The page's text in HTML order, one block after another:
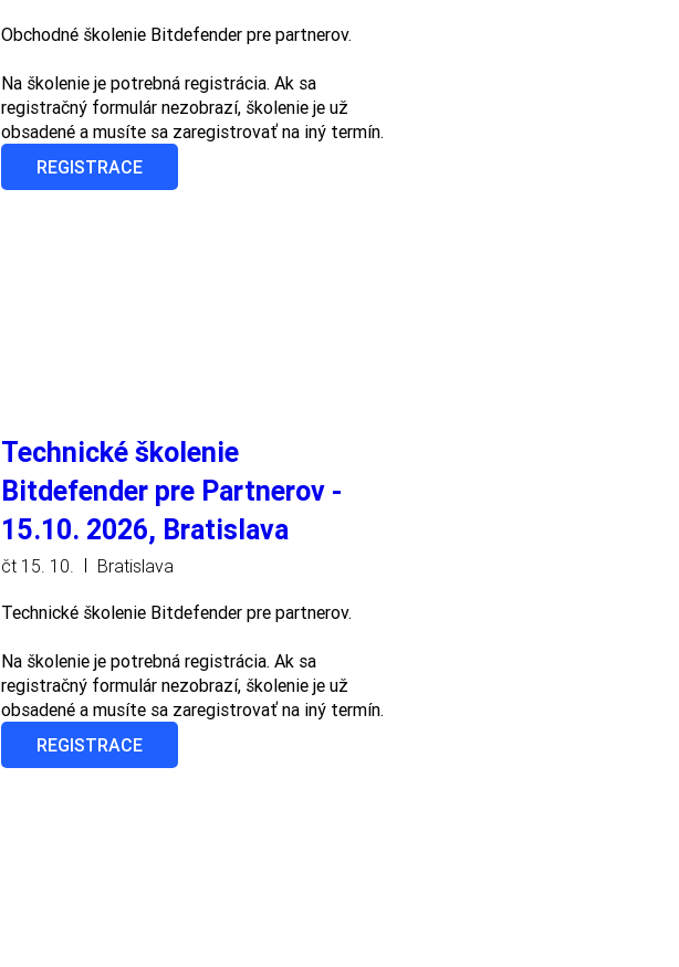
Obchodné školenie Bitdefender pre partnerov.
Na školenie je potrebná registrácia. Ak sa
registračný formulár nezobrazí, školenie je už
obsadené a musíte sa zaregistrovať na iný termín.
REGISTRACE
Technické školenie
Bitdefender pre Partnerov -
15.10. 2026, Bratislava
čt 15. 10. Bratislava
Technické školenie Bitdefender pre partnerov.
Na školenie je potrebná registrácia. Ak sa
registračný formulár nezobrazí, školenie je už
obsadené a musíte sa zaregistrovať na iný termín.
REGISTRACE